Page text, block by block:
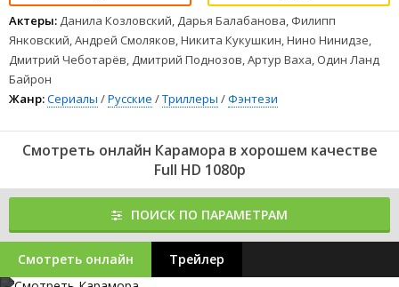
Актеры: Данила Козловский, Дарья Балабанова, Филипп
Янковский, Андрей Смоляков, Никита Кукушкин, Нино Нинидзе,
Дмитрий Чеботарёв, Дмитрий Поднозов, Артур Ваха, Один Ланд
Байрон
Жанр:Сериалы /Русские /Триллеры /Фэнтези
Смотреть онлайн Карамора в хорошем качестве
Full HD 1080p
ПОИСК ПО ПАРАМЕТРАМ
Смотреть онлайн Трейлер